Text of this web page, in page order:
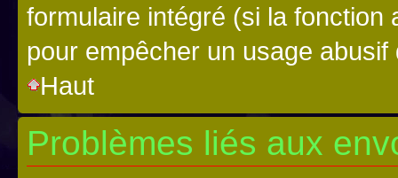
formulaire intégré (si la fonction
pour empêcher un usage
Haut
Problèmes liés aux